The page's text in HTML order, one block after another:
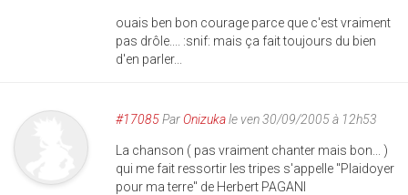
ouais ben bon courage parce que c'est vraiment
pas drôle.... :snif: mais ça fait toujours du bien
d'en parler...
#17085ParOnizukale ven 30/09/2005 à 12h53
La chanson ( pas vraiment chanter mais bon... )
qui me fait ressortir les tripes s'appelle "Plaidoyer
pour ma terre" de Herbert PAGANI